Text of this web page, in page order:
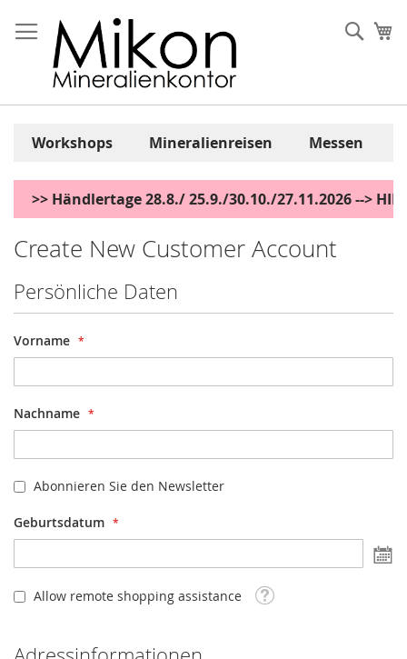
Inhalt
springen
Workshops Mineralienreisen Messen
>> Händlertage 28.8./ 25.9./30.10./27.11.2026 -->
Create New Customer Account
Persönliche Daten
Vorname
Nachname
Abonnieren Sie den Newsletter
Geburtsdatum
Allow remote shopping assistance
Tooltip